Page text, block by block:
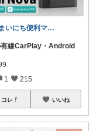
まいにち便利マーケット
線CarPlay・Android
1 215
コレ いいね